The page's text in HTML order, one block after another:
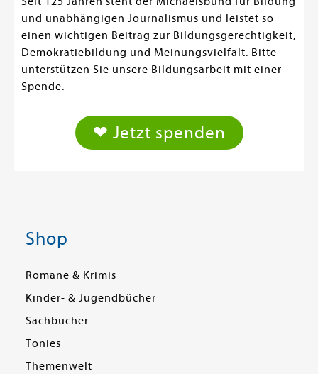
und unabhängigen Journalismus und leistet so
einen wichtigen Beitrag zur Bildungsgerechtigkeit,
Demokratiebildung und Meinungsvielfalt. Bitte
unterstützen Sie unsere Bildungsarbeit mit einer
Spende.
❤ Jetzt spenden
Shop
Romane & Krimis
Kinder- & Jugendbücher
Sachbücher
Tonies
Themenwelt